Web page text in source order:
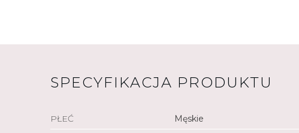
SPECYFIKACJA PRODUKTU
PŁEĆ
Męskie